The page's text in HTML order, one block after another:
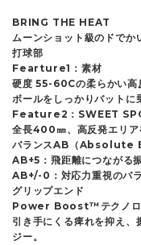
BRING THE HEAT
ムーンショット級のドでか
打球部
Fearture1：素材
硬度 55-60Cの柔らかい高
ボールをしっかりバットに
Feature2：SWEET
全長400㎜、高反発エリア
バランスAB（Absolute
AB+5：飛距離につながる
AB+/-0：対応力重視のバ
グリップエンド
Power Boost™テクノロ
引き手にくる痺れを抑え、
ジー。